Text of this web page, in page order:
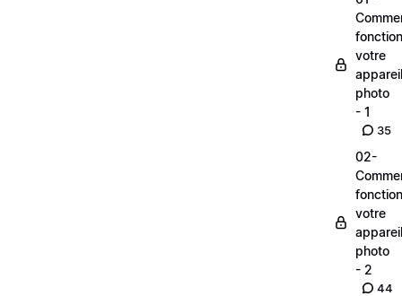
votre
appareil
photo
- 1
35
02-
votre
appareil
photo
- 2
44